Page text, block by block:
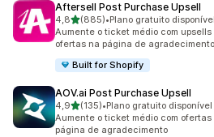
Aftersell Post Purchase Upsell
4,8de 5 estrelas
(885)
885 avaliações ao todo
•Plano gratuito disponível
Aumente o ticket médio com
ofertas na página de agradecimento
Built for Shopify
AOV.ai Post Purchase Upsell
4,9de 5 estrelas
(135)
135 avaliações ao todo
•Plano gratuito disponível
Aumente o ticket médio com
página de agradecimento